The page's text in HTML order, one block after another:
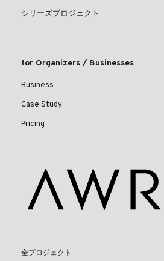
シリーズプロジェクト
for Organizers / Businesses
Business
Case Study
Pricing
全プロジェクト